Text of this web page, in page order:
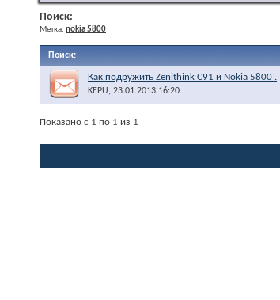
Поиск:
Метка: nokia 5800
Поиск:
Как подружить Zenithink С91 и Nokia 5800 .
KEPU, 23.01.2013 16:20
Показано с 1 по 1 из 1